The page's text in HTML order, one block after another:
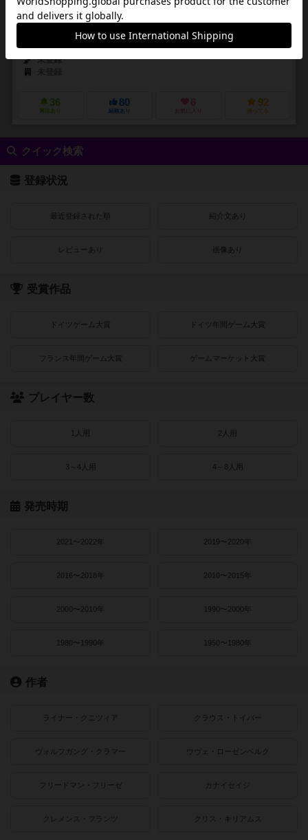
ゾンビ鬼という遊びを知っていますか？ 鬼ごっこに似ている遊びです
が、ゾンビにタッチされたら鬼が交代するのではなく、鬼が増えます
未登録
36
興味あり
80
経験あり
6
お気に入り
92
持ってる
クイック検索
登録状況
最近登録された順 紹介文あり
レビューあり 画像あり
受賞作品
ドイツゲーム大賞 ドイツ年間ゲーム大賞
フランス年間ゲーム大賞 ゲームマーケット大賞
プレイヤー数
1人用 2人用
3～4人用 4～8人用
発売時期
2021〜2022年 2019〜2020年
2016〜2018年 2010〜2015年
2000〜2010年 1990〜2000年
1980〜1990年 1950〜1980年
作者
ライナー・クニツィア クラウス・トイバー
ヴォルフガング・クラマー ウヴェ・ローゼンベルク
フリードマン・フリーゼ カナイセイジ
クレメンス・フランツ クリス・キリアムス